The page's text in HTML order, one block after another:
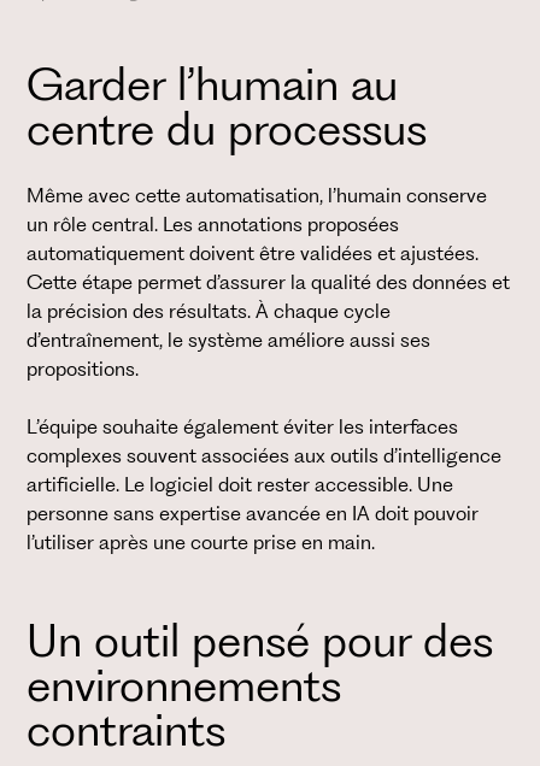
Garder l’humain au
centre du processus
Même avec cette automatisation, l’humain conserve
un rôle central. Les annotations proposées
automatiquement doivent être validées et ajustées.
Cette étape permet d’assurer la qualité des données et
la précision des résultats. À chaque cycle
d’entraînement, le système améliore aussi ses
propositions.
L’équipe souhaite également éviter les interfaces
complexes souvent associées aux outils d’intelligence
artificielle. Le logiciel doit rester accessible. Une
personne sans expertise avancée en IA doit pouvoir
l’utiliser après une courte prise en main.
Un outil pensé pour des
environnements
contraints